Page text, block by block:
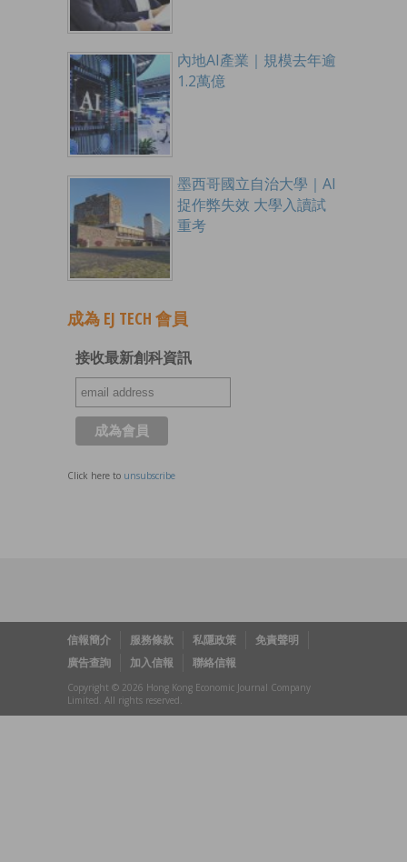
內地AI產業｜規模去年逾
1.2萬億
墨西哥國立自治大學｜AI
捉作弊失效 大學入讀試
重考
成為 EJ TECH 會員
接收最新創科資訊
Click here to unsubscribe
信報簡介 服務條款 私隱政策
免責聲明
廣告查詢
加入信報 聯絡信報
Copyright © 2026 Hong Kong Economic Journal Company
Limited. All rights reserved.